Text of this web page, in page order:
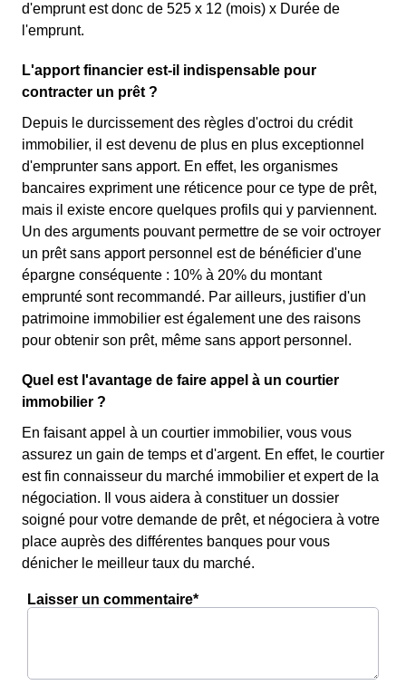
d'emprunt est donc de 525 x 12 (mois) x Durée de
l'emprunt.
L'apport financier est-il indispensable pour
contracter un prêt ?
Depuis le durcissement des règles d'octroi du crédit
immobilier, il est devenu de plus en plus exceptionnel
d'emprunter sans apport. En effet, les organismes
bancaires expriment une réticence pour ce type de prêt,
mais il existe encore quelques profils qui y parviennent.
Un des arguments pouvant permettre de se voir octroyer
un prêt sans apport personnel est de bénéficier d'une
épargne conséquente : 10% à 20% du montant
emprunté sont recommandé. Par ailleurs, justifier d'un
patrimoine immobilier est également une des raisons
pour obtenir son prêt, même sans apport personnel.
Quel est l'avantage de faire appel à un courtier
immobilier ?
En faisant appel à un courtier immobilier, vous vous
assurez un gain de temps et d'argent. En effet, le courtier
est fin connaisseur du marché immobilier et expert de la
négociation. Il vous aidera à constituer un dossier
soigné pour votre demande de prêt, et négociera à votre
place auprès des différentes banques pour vous
dénicher le meilleur taux du marché.
Laisser un commentaire*